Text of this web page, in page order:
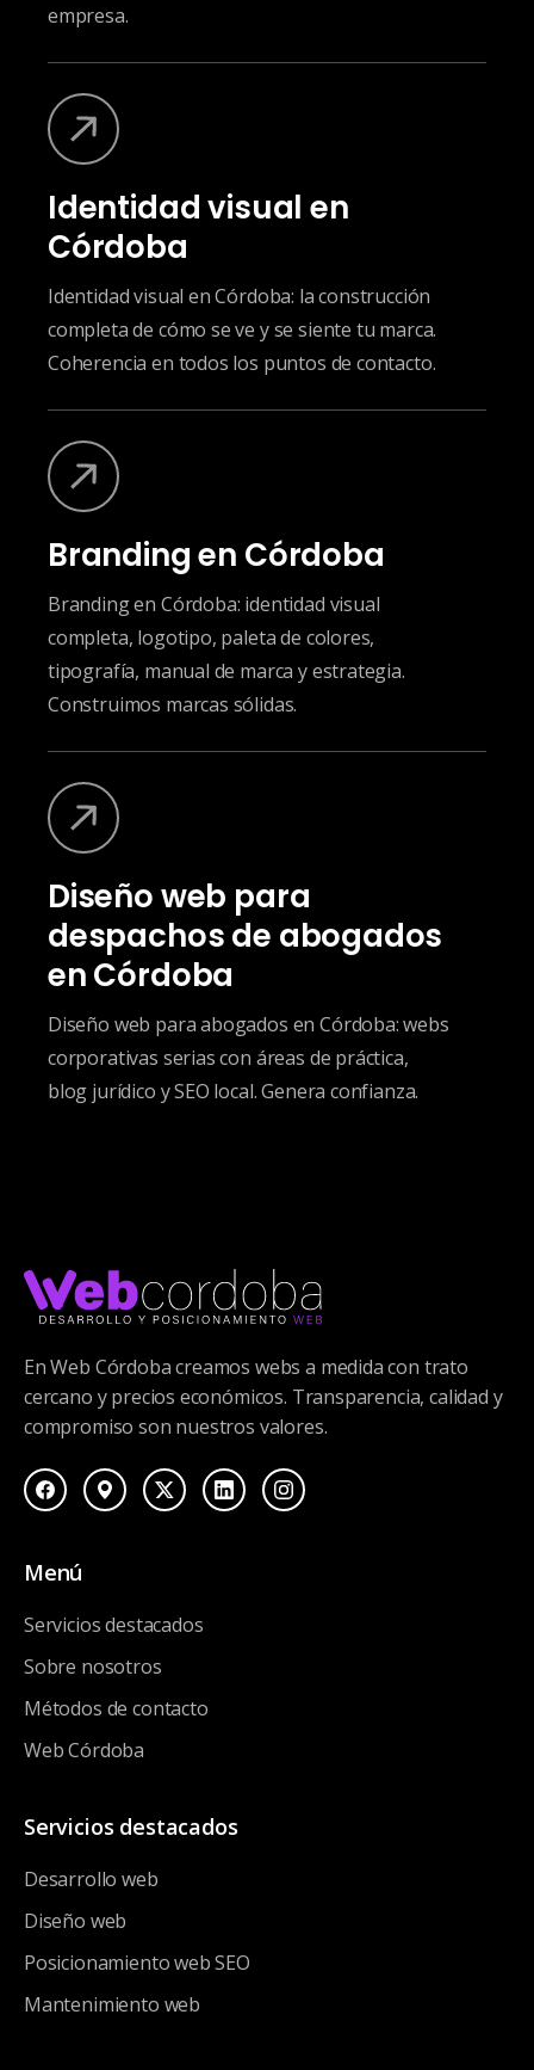
empresa.
Identidad visual en
Córdoba
Identidad visual en Córdoba: la construcción
completa de cómo se ve y se siente tu marca.
Coherencia en todos los puntos de contacto.
Branding en Córdoba
Branding en Córdoba: identidad visual
completa, logotipo, paleta de colores,
tipografía, manual de marca y estrategia.
Construimos marcas sólidas.
Diseño web para
despachos de abogados
en Córdoba
Diseño web para abogados en Córdoba: webs
corporativas serias con áreas de práctica,
blog jurídico y SEO local. Genera confianza.
En Web Córdoba creamos webs a medida con trato
cercano y precios económicos. Transparencia, calidad y
compromiso son nuestros valores.
Menú
Servicios destacados
Sobre nosotros
Métodos de contacto
Web Córdoba
Servicios destacados
Desarrollo web
Diseño web
Posicionamiento web SEO
Mantenimiento web